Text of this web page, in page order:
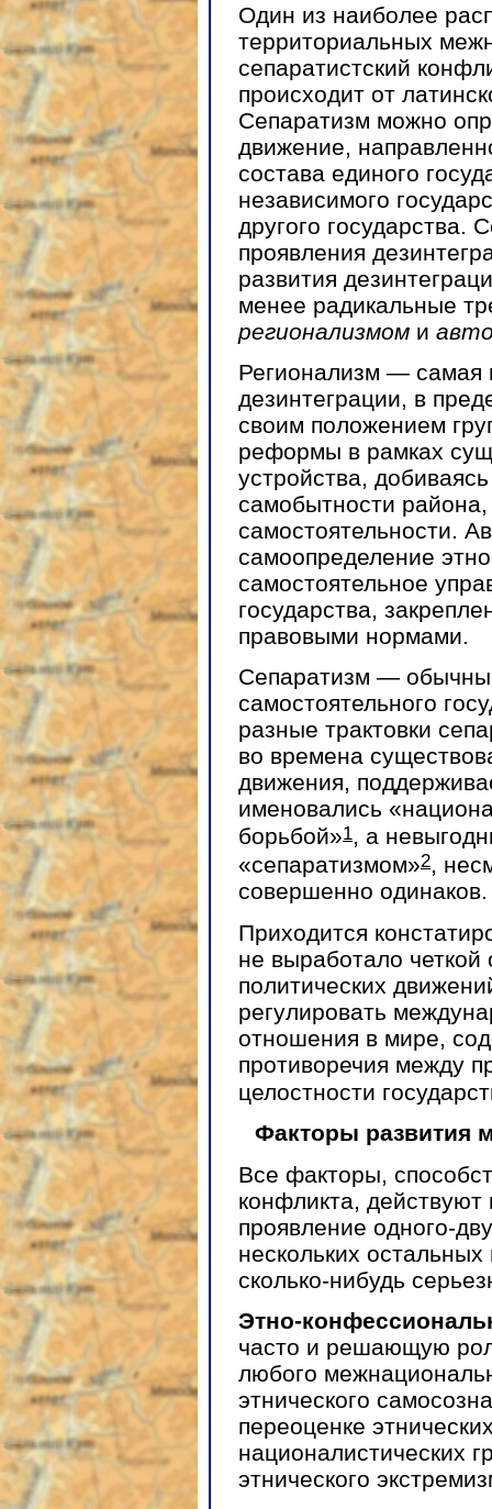
Один из наиболее
территориальных
сепаратистский
происходит от
Сепаратизм можно
движение,
состава единого
независимого
другого
проявления
развития
менее радикальные
регионализмом и
Регионализм — самая
дезинтеграции, в
своим положением
реформы в рамках
устройства,
самобытности
самостоятельности.
самоопределение
самостоятельное
государства,
правовыми нормами.
Сепаратизм —
самостоятельного
разные трактовки
во времена
движения,
именовались
борьбой»1, а
«сепаратизмом»2,
совершенно одинаков.
Приходится
не выработало четкой
политических
регулировать
отношения в мире,
противоречия между
целостности
Факторы развития
Все факторы,
конфликта, действуют
проявление одного-
нескольких
сколько-нибудь
Этно-
часто и решающую
любого
этнического
переоценке
националистических
этнического